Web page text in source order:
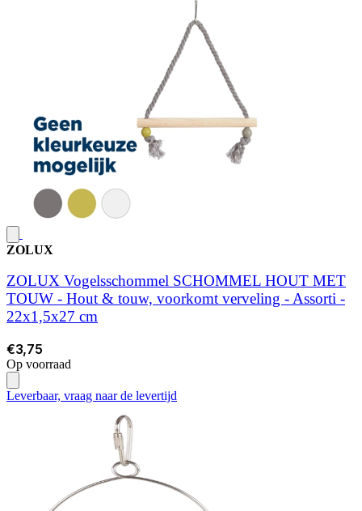
ZOLUX
ZOLUX Vogelsschommel SCHOMMEL HOUT MET
TOUW - Hout & touw, voorkomt verveling - Assorti -
22x1,5x27 cm
€3,75
Op voorraad
Leverbaar, vraag naar de levertijd